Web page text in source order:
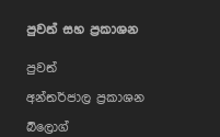
පුවත් සහ ප්‍රකාශන
පුවත්
අන්තර්ජාල ප්‍රකාශන
බ්ලොග්